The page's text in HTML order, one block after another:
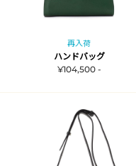
再入荷
ハンドバッグ
¥104,500 -